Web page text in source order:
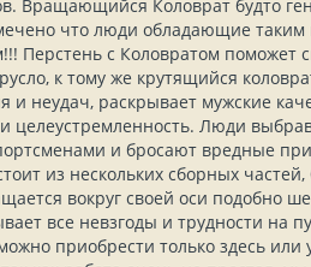
Вращающийся Коловрат будто
что люди обладающие
Перстень с Коловратом
к тому же крутящийся
и неудач, раскрывает мужские
целеустремленность. Люди
и бросают вредные
из нескольких сборных
вокруг своей оси подобно
все невзгоды и трудности на
приобрести только здесь